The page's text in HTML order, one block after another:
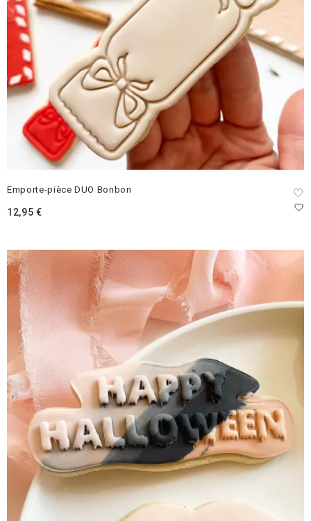
Emporte-pièce DUO Bonbon
12,95 €